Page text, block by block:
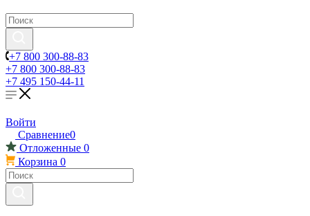
+7 800 300-88-83
+7 800 300-88-83
+7 495 150-44-11
Войти
Сравнение0
Отложенные 0
Корзина 0